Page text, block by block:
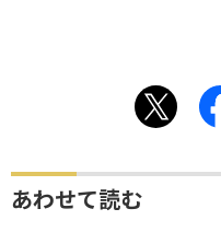
あわせて読む